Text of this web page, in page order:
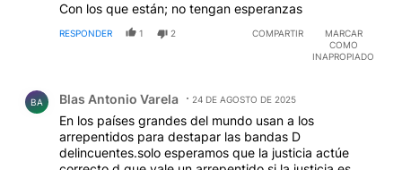
Con los que están; no tengan esperanzas
RESPONDER 1 2 COMPARTIR
MARCAR
COMO
INAPROPIADO
BA Blas Antonio Varela 24 DE AGOSTO DE 2025
En los países grandes del mundo usan a los
arrepentidos para destapar las bandas D
delincuentes.solo esperamos que la justicia actúe